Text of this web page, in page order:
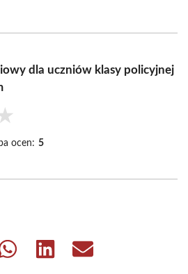
dla uczniów klasy policyjnej
ocen: 5
Share
Share
Share